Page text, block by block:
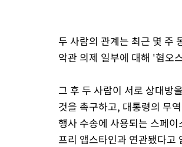
두 사람의 관계는 최근 몇 주
악관 의제 일부에 대해 '혐오
그 후 두 사람이 서로 상대방
것을 촉구하고, 대통령의 무
행사 수송에 사용되는 스페
프리 앱스타인과 연관됐다고